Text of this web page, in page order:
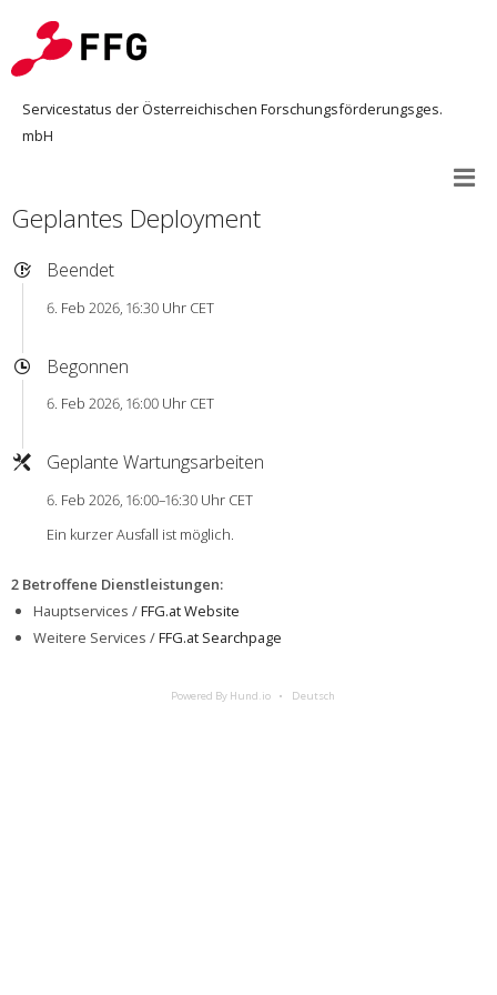
Servicestatus der Österreichischen Forschungsförderungsges.
mbH
Geplantes Deployment
Beendet
6. Feb 2026, 16:30 Uhr CET
Begonnen
6. Feb 2026, 16:00 Uhr CET
Geplante Wartungsarbeiten
6. Feb 2026, 16:00–16:30 Uhr CET
Ein kurzer Ausfall ist möglich.
2 Betroffene Dienstleistungen:
Hauptservices /FFG.at Website
Weitere Services /FFG.at Searchpage
Powered By Hund.io Deutsch